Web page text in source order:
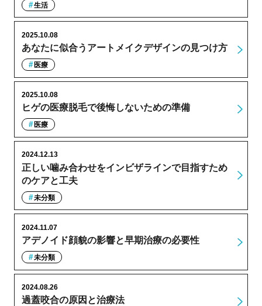
生活
あなたに似合うアートメイクデザインの見つけ方
2025.10.08
医療
ヒゲの医療脱毛で後悔しないための準備
2025.10.08
医療
正しい噛み合わせをインビザラインで目指すため
のケアと工夫
2024.12.13
未分類
アデノイド顔貌の影響と早期治療の必要性
2024.11.07
未分類
過蓋咬合の原因と治療法
2024.08.26